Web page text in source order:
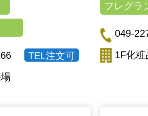
TEL注文可
フレグラ
049-
1F化